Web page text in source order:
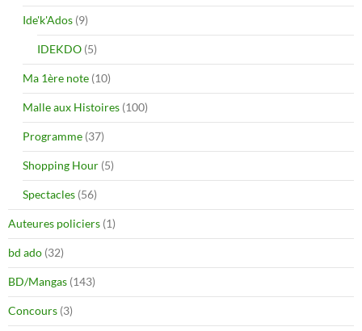
Ide'k'Ados (9)
IDEKDO (5)
Ma 1ère note (10)
Malle aux Histoires (100)
Programme (37)
Shopping Hour (5)
Spectacles (56)
Auteures policiers (1)
bd ado (32)
BD/Mangas (143)
Concours (3)